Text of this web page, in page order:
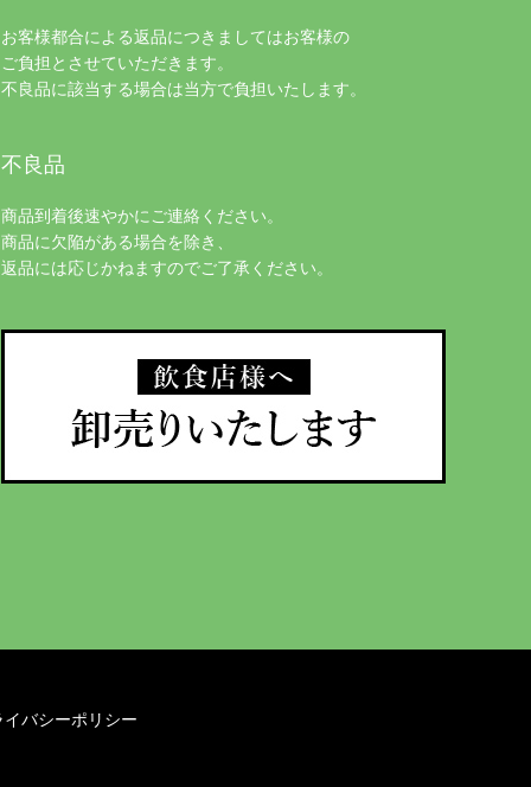
お客様都合による返品につきましてはお客様の
ご負担とさせていただきます。
不良品に該当する場合は当方で負担いたします。
不良品
商品到着後速やかにご連絡ください。
商品に欠陥がある場合を除き、
返品には応じかねますのでご了承ください。
イバシーポリシー